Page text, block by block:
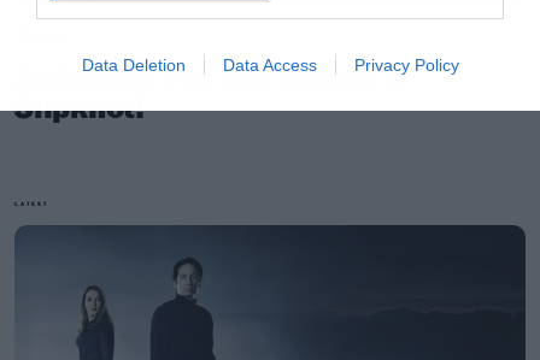
Data Deletion Data Access Privacy Policy
Απέλυσαν τον Sid Wilson οι
Slipknot!
LATEST